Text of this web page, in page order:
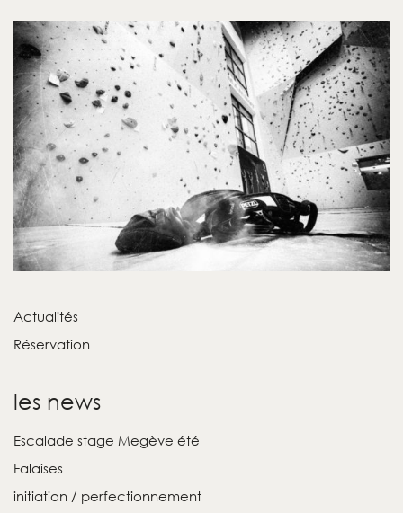
Actualités
Réservation
les news
Escalade stage Megève été
Falaises
initiation / perfectionnement